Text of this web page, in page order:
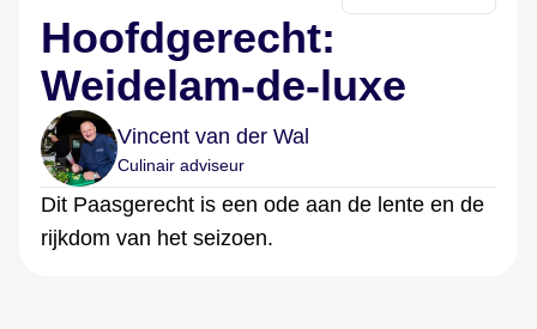
Hoofdgerecht:
Weidelam-de-luxe
Vincent van der Wal
Culinair adviseur
Dit Paasgerecht is een ode aan de lente en de
rijkdom van het seizoen.